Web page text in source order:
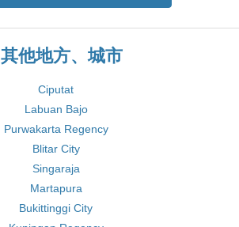
其他地方、城市
Ciputat
Labuan Bajo
Purwakarta Regency
Blitar City
Singaraja
Martapura
Bukittinggi City